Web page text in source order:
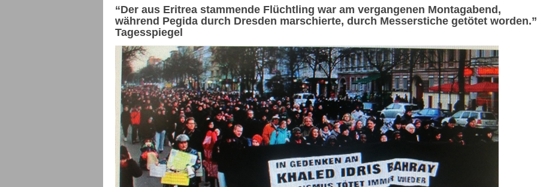
“Der aus Eritrea stammende Flüchtling war am vergangenen Montagabend,
während Pegida durch Dresden marschierte, durch Messerstiche getötet worden.”
Tagesspiegel